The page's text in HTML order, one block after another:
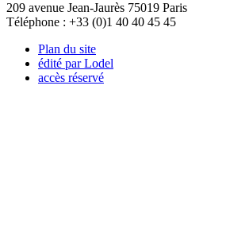
209 avenue Jean-Jaurès 75019 Paris
Téléphone : +33 (0)1 40 40 45 45
Plan du site
édité par Lodel
accès réservé